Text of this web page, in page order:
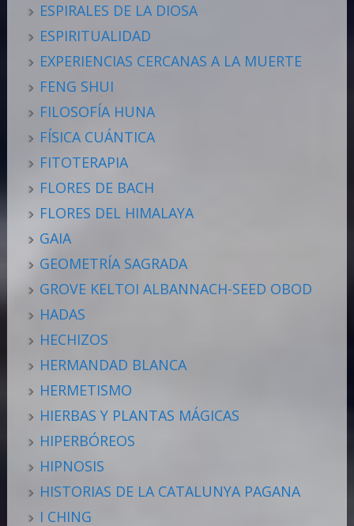
ESPIRALES DE LA DIOSA
ESPIRITUALIDAD
EXPERIENCIAS CERCANAS A LA MUERTE
FENG SHUI
FILOSOFÍA HUNA
FÍSICA CUÁNTICA
FITOTERAPIA
FLORES DE BACH
FLORES DEL HIMALAYA
GAIA
GEOMETRÍA SAGRADA
GROVE KELTOI ALBANNACH-SEED OBOD
HADAS
HECHIZOS
HERMANDAD BLANCA
HERMETISMO
HIERBAS Y PLANTAS MÁGICAS
HIPERBÓREOS
HIPNOSIS
HISTORIAS DE LA CATALUNYA PAGANA
I CHING